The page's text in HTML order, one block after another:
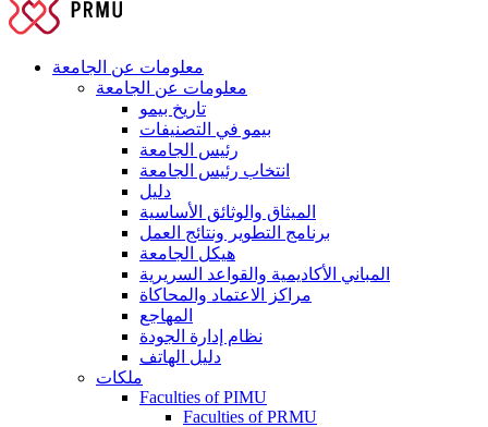
معلومات عن الجامعة
معلومات عن الجامعة
تاريخ بيمو
بيمو في التصنيفات
رئيس الجامعة
انتخاب رئيس الجامعة
دليل
الميثاق والوثائق الأساسية
برنامج التطوير ونتائج العمل
هيكل الجامعة
المباني الأكاديمية والقواعد السريرية
مراكز الاعتماد والمحاكاة
المهاجع
نظام إدارة الجودة
دليل الهاتف
ملكات
Faculties of PIMU
Faculties of PRMU